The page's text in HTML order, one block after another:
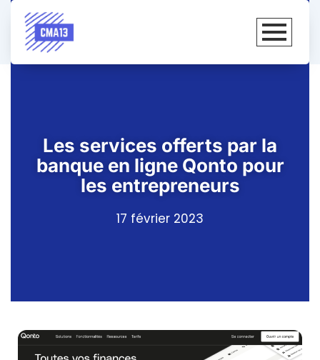
Les services offerts par la
banque en ligne Qonto pour
les entrepreneurs
17 février 2023